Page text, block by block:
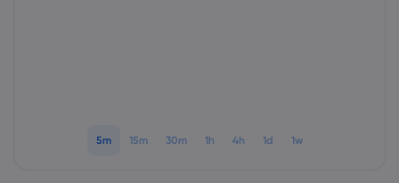
5m 15m 30m 1h 4h 1d 1w